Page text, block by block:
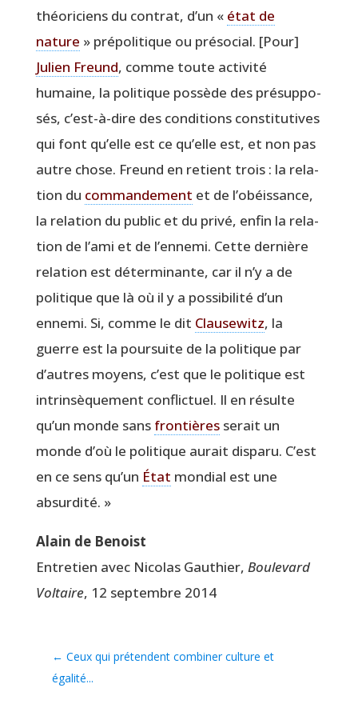
théo­ri­ciens du contrat, d’un « état de
nature » pré­po­li­tique ou pré­so­cial. [Pour]
Julien Freund, comme toute acti­vi­té
humaine, la poli­tique pos­sède des pré­sup­po­
sés, c’est-à-dire des condi­tions consti­tu­tives
qui font qu’elle est ce qu’elle est, et non pas
autre chose. Freund en retient trois : la rela­
tion du com­man­de­ment et de l’obéissance,
la rela­tion du public et du pri­vé, enfin la rela­
tion de l’ami et de l’ennemi. Cette der­nière
rela­tion est déter­mi­nante, car il n’y a de
poli­tique que là où il y a pos­si­bi­li­té d’un
enne­mi. Si, comme le dit Clau­se­witz, la
guerre est la pour­suite de la poli­tique par
d’autres moyens, c’est que le poli­tique est
intrin­sè­que­ment conflic­tuel. Il en résulte
qu’un monde sans fron­tièresserait un
monde d’où le poli­tique aurait dis­pa­ru. C’est
en ce sens qu’un État mon­dial est une
absurdité. »
Alain de Benoist
Entre­tien avec Nico­las Gau­thier, Bou­le­vard
Vol­taire, 12 sep­tembre 2014
← Ceux qui prétendent combiner culture et
égalité...